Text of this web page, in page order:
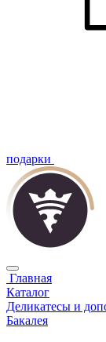
подарки
Главная
Каталог
Деликатесы и
Бакалея